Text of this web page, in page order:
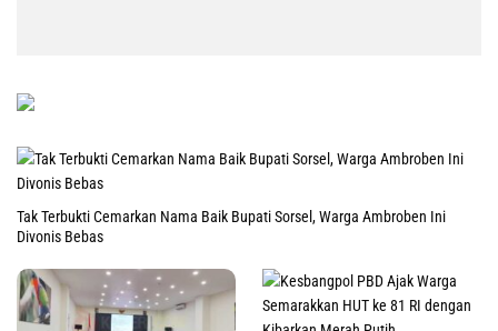
Tak Terbukti Cemarkan Nama Baik Bupati Sorsel, Warga Ambroben Ini
Divonis Bebas